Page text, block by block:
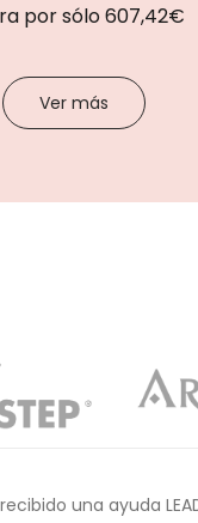
por sólo 607,42€
Ver más
una ayuda